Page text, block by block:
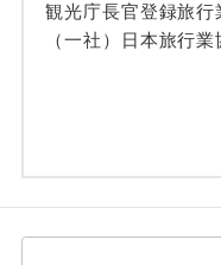
観光庁長官登録旅行
（一社）日本旅行